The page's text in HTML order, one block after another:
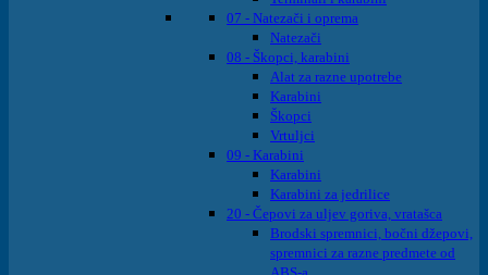
07 - Natezači i oprema
Natezači
08 - Škopci, karabini
Alat za razne upotrebe
Karabini
Škopci
Vrtuljci
09 - Karabini
Karabini
Karabini za jedrilice
20 - Čepovi za uljev goriva, vratašca
Brodski spremnici, bočni džepovi,
spremnici za razne predmete od